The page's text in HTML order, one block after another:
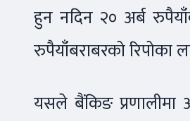
हुन नदिन २० अर्ब
रुपैयाँबराबरको रिपोका
यसले बैंकिङ प्रणालीमा